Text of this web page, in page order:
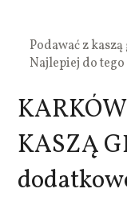
Podawać z
Najlepiej do
KASZĄ